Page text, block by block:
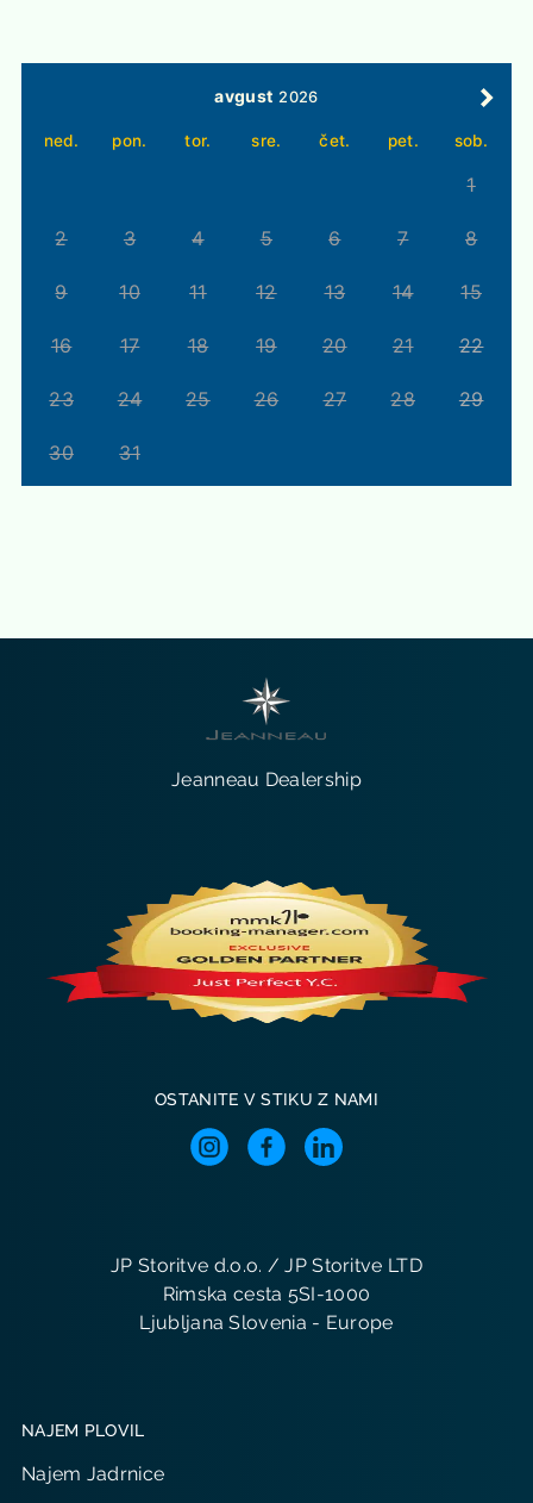
avgust 2026
ned. pon. tor. sre. čet. pet. sob.
1
2 3 4 5 6 7 8
9 10 11 12 13 14 15
16 17 18 19 20 21 22
23 24 25 26 27 28 29
30 31
Jeanneau Dealership
OSTANITE V STIKU Z NAMI
JP Storitve d.o.o. / JP Storitve LTD
Rimska cesta 5SI-1000
Ljubljana Slovenia - Europe
NAJEM PLOVIL
Najem Jadrnice